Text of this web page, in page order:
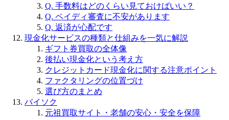
Q. 手数料はどのくらい見ておけばいい？
Q. ペイディ審査に不安があります
Q. 返済が心配です
現金化サービスの種類と仕組みを一気に解説
ギフト券買取の全体像
後払い現金化という考え方
クレジットカード現金化に関する注意ポイント
ファクタリングの位置づけ
選び方のまとめ
バイソク
元祖買取サイト・老舗の安心・安全を保障